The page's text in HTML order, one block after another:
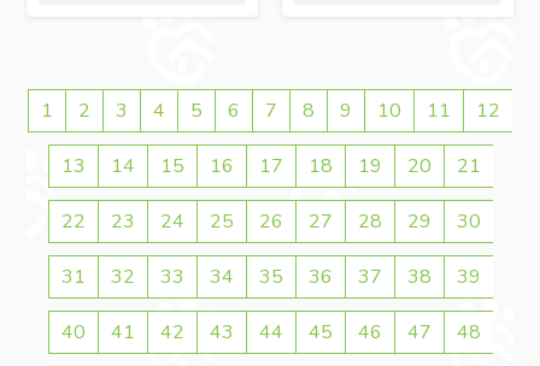
1 2 3 4 5 6 7 8 9 10 11 12
13 14 15 16 17 18 19 20 21
22 23 24 25 26 27 28 29 30
31 32 33 34 35 36 37 38 39
40 41 42 43 44 45 46 47 48